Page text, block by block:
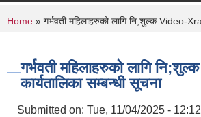
You are here
Home » गर्भवती महिलाहरुको लागि नि;शुल्क Video-
गर्भवती महिलाहरुको लागि
कार्यतालिका सम्बन्धी सूचना
Submitted on: Tue, 11/04/2025 - 12:12